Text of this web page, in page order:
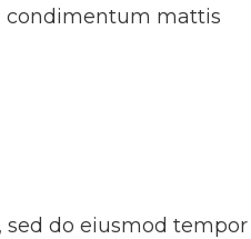
condimentum mattis
do eiusmod tempor